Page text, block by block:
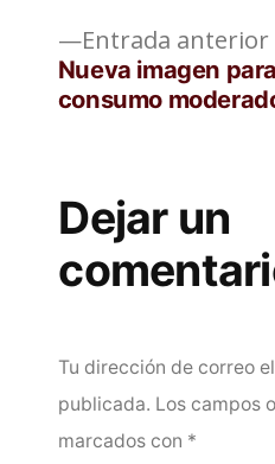
entradas
Entrada anterior
Nueva imagen
consumo
Dejar un
Tu dirección de correo
publicada. Los campos
marcados con *